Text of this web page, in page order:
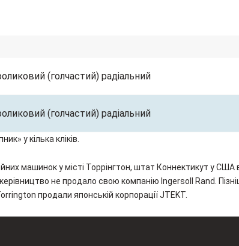
(голчастий) радіальний
(голчастий) радіальний
у кілька кліків.
машинок у місті Торрінгтон, штат Коннектикут у США в
не продало свою компанію Ingersoll Rand.
продали японській корпорації JTEKT.